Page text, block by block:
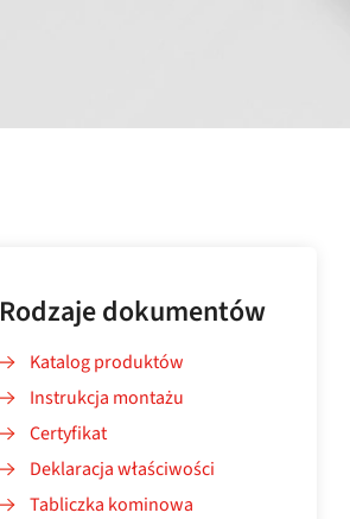
Rodzaje dokumentów
Katalog produktów
Instrukcja montażu
Certyfikat
Deklaracja właściwości
Tabliczka kominowa